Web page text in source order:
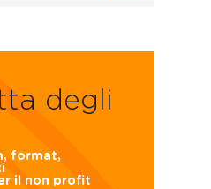
degli
format,
il non profit